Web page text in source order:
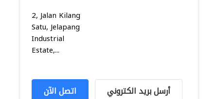
2, Jalan Kilang
Satu, Jelapang
Industrial
Estate,...
اتصل الآن أرسل بريد الكتروني